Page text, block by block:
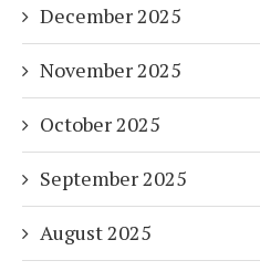
December 2025
November 2025
October 2025
September 2025
August 2025